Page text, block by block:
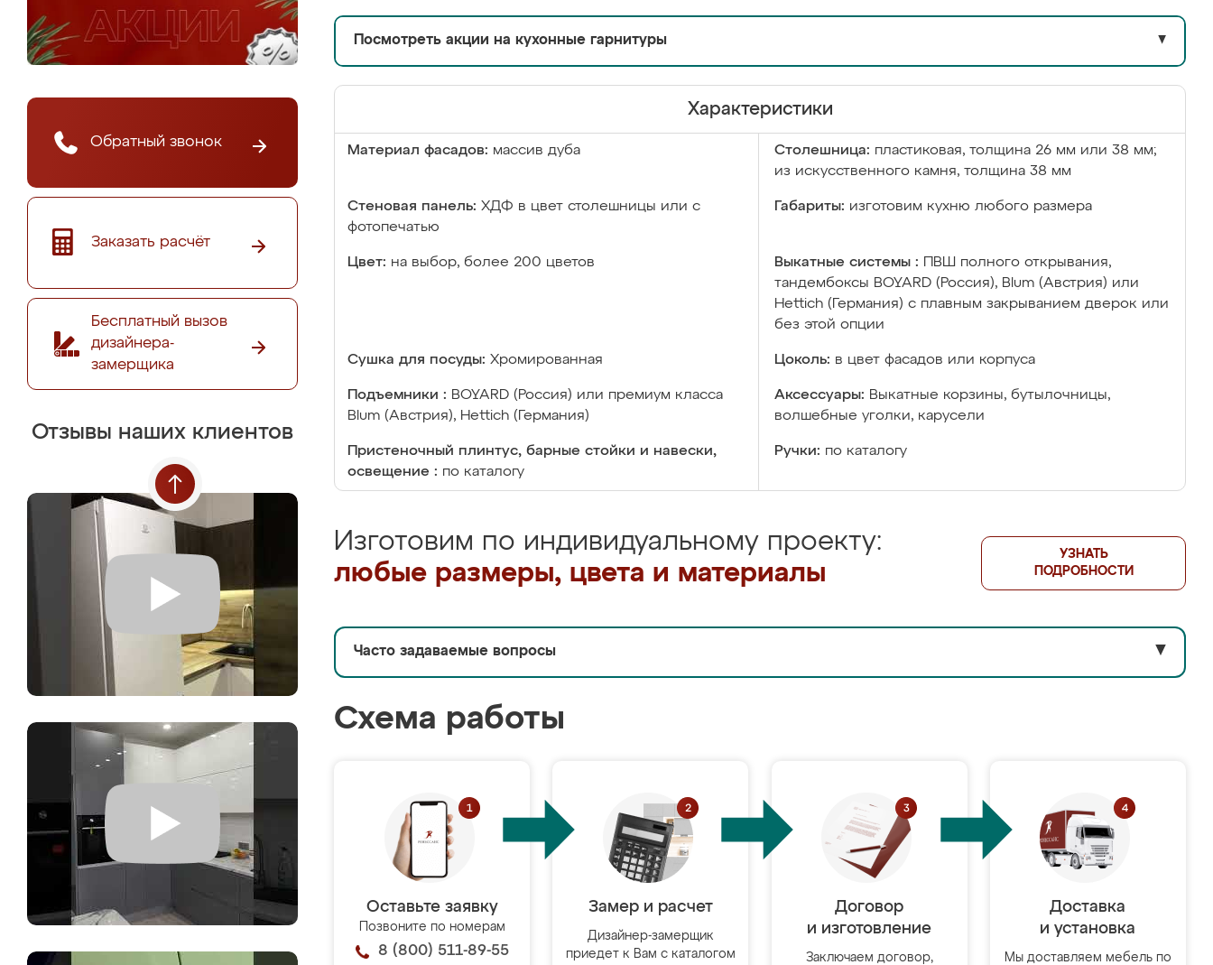
Обратный звонок
Заказать расчёт
Бесплатный вызов
дизайнера-
замерщика
Отзывы наших клиентов
Посмотреть акции на кухонные гарнитуры ▼
Характеристики
Материал фасадов: массив дуба Столешница: пластиковая, толщина 26 мм или 38 мм;
из искусственного камня, толщина 38 мм
Стеновая панель: ХДФ в цвет столешницы или с
фотопечатью
Габариты: изготовим кухню любого размера
Цвет: на выбор, более 200 цветов Выкатные системы :
ПВШ полного открывания,
тандембоксы BOYARD (Россия), Blum (Австрия) или
Hettich (Германия) с плавным закрыванием дверок или
без этой опции
Сушка для посуды: Хромированная Цоколь: в цвет фасадов или корпуса
Подъемники : BOYARD (Россия) или премиум класса
Blum (Австрия), Hettich (Германия)
Аксессуары: Выкатные корзины, бутылочницы,
волшебные уголки, карусели
Пристеночный плинтус, барные стойки и навески,
освещение : по каталогу
Ручки: по каталогу
Изготовим по индивидуальному проекту:
любые размеры, цвета и материалы
УЗНАТЬ
ПОДРОБНОСТИ
Часто задаваемые вопросы ▼
Схема работы
Оставьте заявку
Позвоните по номерам
8 (800) 511-89-55
Замер и расчет
Дизайнер-замерщик
приедет к Вам с каталогом
Договор
и изготовление
Заключаем договор,
Доставка
и установка
Мы доставляем мебель по